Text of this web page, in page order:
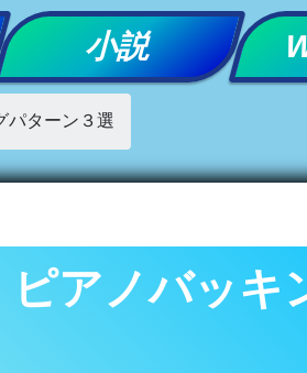
小説
パターン３選
アノバッキ